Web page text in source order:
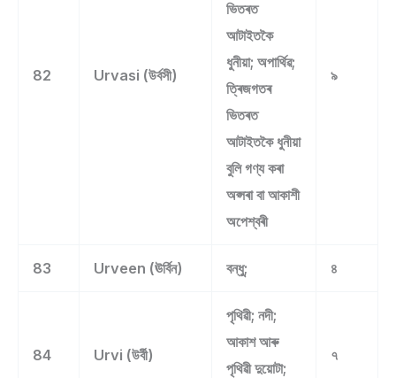
82 Urvasi (উৰ্বসী)
ভিতৰত
আটাইতকৈ
ধুনীয়া; অপাৰ্থিৱ;
ত্ৰিজগতৰ
ভিতৰত
আটাইতকৈ ধুনীয়া
বুলি গণ্য কৰা
অপ্সৰা বা আকাশী
অপেশ্বৰী
৯
83 Urveen (ঊৰ্বিন) বন্ধু; ৪
84 Urvi (উৰ্বী)
পৃথিৱী; নদী;
আকাশ আৰু
পৃথিৱী দুয়োটা;
৭